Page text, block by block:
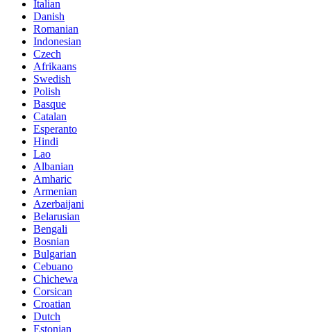
Italian
Danish
Romanian
Indonesian
Czech
Afrikaans
Swedish
Polish
Basque
Catalan
Esperanto
Hindi
Lao
Albanian
Amharic
Armenian
Azerbaijani
Belarusian
Bengali
Bosnian
Bulgarian
Cebuano
Chichewa
Corsican
Croatian
Dutch
Estonian